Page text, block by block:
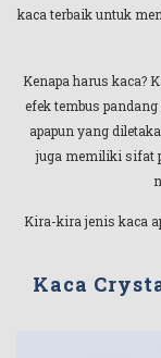
kaca terbaik untuk
Kenapa harus kaca?
efek tembus
apapun yang
juga memiliki sifat
Kira-kira jenis kaca
Kaca